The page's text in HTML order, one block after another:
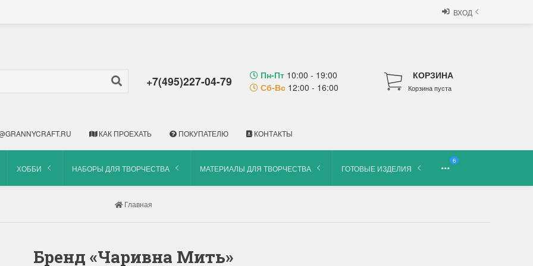
ВХОД
+7(495)227-04-79 Пн-Пт 10:00 - 19:00
Сб-Вс 12:00 - 16:00
КОРЗИНА
Корзина пуста
КАК ПРОЕХАТЬ ПОКУПАТЕЛЮ КОНТАКТЫ
ХОББИ НАБОРЫ ДЛЯ ТВОРЧЕСТВА МАТЕРИАЛЫ ДЛЯ ТВОРЧЕСТВА ГОТОВЫЕ ИЗДЕЛИЯ
6
Главная
Бренд «Чаривна Мить»